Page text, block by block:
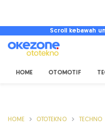
Scroll kebawah
HOME OTOMOTIF
HOME OTOTEKNO TECHNO